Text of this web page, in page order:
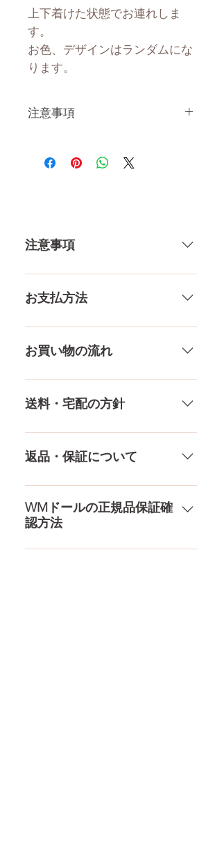
上下着けた状態でお連れしま
す。
お色、デザインはランダムにな
ります。
注意事項
品なので、優しくお取り扱いく
注意事項
一体一体ハンドメイドで製造して
いる製品なので、商品により個体
ざいます。また、測る場所や測り
方でも多少の誤差があります。当
店採寸による実寸の誤差はご了承
ください。
お支払方法
メール、チャット（サイト下
部）、お電話やLINEで各種ご質問
銀行振込、クレジットカードなど
様々な決済方法に対応でき、お支
払いが超カンタン！ お支払方法を
もっとみる
お買い物の流れ
多種多様な品ぞろえ！工場と直接
やり取りをしているため、当店に
TPE素材、シリコン素材、上半身、
下半身、男性ドールや男の娘ドー
ルまで、ドールのパーツや収納用
品もご用意しております。 お買い
物の流れをもっと見る
送料・宅配の方針
送料は全国一律送料無料！宅配テ
ロ一斉無し！外箱には商品の中身
は一切されておりません。 送料・
配送の方針をもっと見る
返品・保証について
ドールのメイク直しなど充実した
アフターサービスを提供、最後ま
で対応いたします。 返品・保証を
WMドールの正規品保証確
認方法
コチラからWMドール様の公式サ